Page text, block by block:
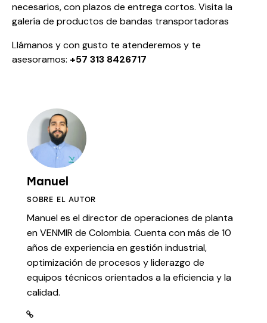
necesarios, con plazos de entrega cortos. Visita la
galería de productos de bandas transportadoras
Llámanos y con gusto te atenderemos y te
asesoramos: +57 313 8426717
Manuel
SOBRE EL AUTOR
Manuel es el director de operaciones de planta
en VENMIR de Colombia. Cuenta con más de 10
años de experiencia en gestión industrial,
optimización de procesos y liderazgo de
equipos técnicos orientados a la eficiencia y la
calidad.